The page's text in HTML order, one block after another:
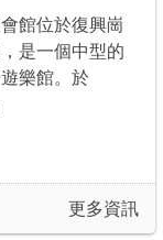
館位於復興崗
是一個中型的
樂館。於
更多資訊